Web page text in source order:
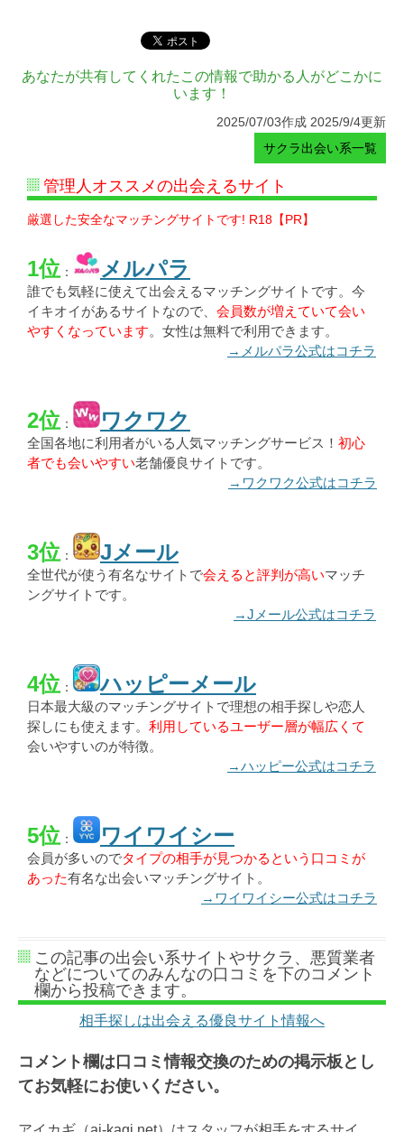
あなたが共有してくれたこの情報で助かる人がどこかに
います！
2025/07/03作成 2025/9/4更新
サクラ出会い系一覧
管理人オススメの出会えるサイト
厳選した安全なマッチングサイトです! R18【PR】
1位： メルパラ
誰でも気軽に使えて出会えるマッチングサイトです。今
イキオイがあるサイトなので、 会員数が増えていて会い
やすくなっています。女性は無料で利用できます。
→メルパラ公式はコチラ
2位： ワクワク
全国各地に利用者がいる人気マッチングサービス！ 初心
者でも会いやすい老舗優良サイトです。
→ワクワク公式はコチラ
3位： Jメール
全世代が使う有名なサイトで会えると評判が高いマッチ
ングサイトです。
→Jメール公式はコチラ
4位： ハッピーメール
日本最大級のマッチングサイトで理想の相手探しや恋人
探しにも使えます。 利用しているユーザー層が幅広くて
会いやすいのが特徴。
→ハッピー公式はコチラ
5位： ワイワイシー
会員が多いのでタイプの相手が見つかるという口コミが
あった有名な出会いマッチングサイト。
→ワイワイシー公式はコチラ
この記事の出会い系サイトやサクラ、悪質業者
などについてのみんなの口コミを下のコメント
欄から投稿できます。
相手探しは出会える優良サイト情報へ
コメント欄は口コミ情報交換のための掲示板とし
てお気軽にお使いください。